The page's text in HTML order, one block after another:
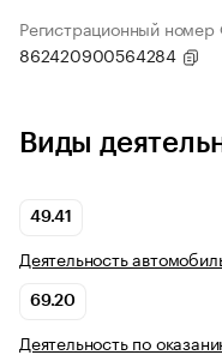
Регистрационный
862420900564284
Виды
49.41
Деятельность
69.20
Деятельность по